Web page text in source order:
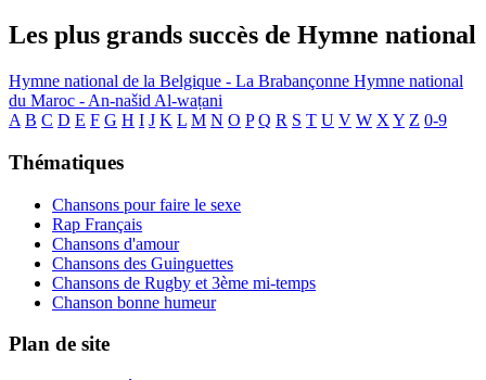
Les plus grands succès de Hymne national
Hymne national de la Belgique - La Brabançonne Hymne national
du Maroc - An-našid Al-waṭani
A B C D E F G H I J K L M N O P Q R S T U V W X Y Z 0-9
Thématiques
Chansons pour faire le sexe
Rap Français
Chansons d'amour
Chansons des Guinguettes
Chansons de Rugby et 3ème mi-temps
Chanson bonne humeur
Plan de site